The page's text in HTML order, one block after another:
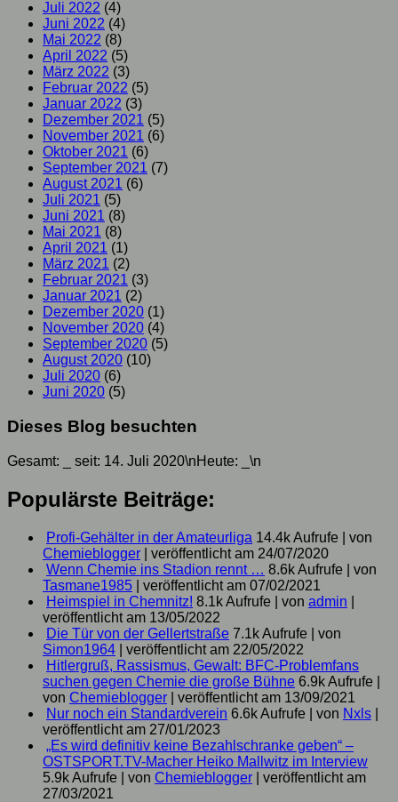
Juli 2022 (4)
Juni 2022 (4)
Mai 2022 (8)
April 2022 (5)
März 2022 (3)
Februar 2022 (5)
Januar 2022 (3)
Dezember 2021 (5)
November 2021 (6)
Oktober 2021 (6)
September 2021 (7)
August 2021 (6)
Juli 2021 (5)
Juni 2021 (8)
Mai 2021 (8)
April 2021 (1)
März 2021 (2)
Februar 2021 (3)
Januar 2021 (2)
Dezember 2020 (1)
November 2020 (4)
September 2020 (5)
August 2020 (10)
Juli 2020 (6)
Juni 2020 (5)
Dieses Blog besuchten
Gesamt: seit: 14. Juli 2020\nHeute: \n
Populärste Beiträge:
Profi-Gehälter in der Amateurliga 14.4k Aufrufe
von
Chemieblogger
veröffentlicht am 24/07/2020
Wenn Chemie ins Stadion rennt … 8.6k Aufrufe
von
Tasmane1985
veröffentlicht am 07/02/2021
Heimspiel in Chemnitz! 8.1k Aufrufe von admin
veröffentlicht am 13/05/2022
Die Tür von der Gellertstraße 7.1k Aufrufe
von
Simon1964
veröffentlicht am 22/05/2022
Hitlergruß, Rassismus, Gewalt: BFC-Problemfans
suchen gegen Chemie die große Bühne 6.9k Aufrufe
von Chemieblogger
veröffentlicht am 13/09/2021
Nur noch ein Standardverein 6.6k Aufrufe von Nxls
veröffentlicht am 27/01/2023
„Es wird definitiv keine Bezahlschranke geben“ –
OSTSPORT.TV-Macher Heiko Mallwitz im Interview
5.9k Aufrufe
von Chemieblogger
veröffentlicht am
27/03/2021